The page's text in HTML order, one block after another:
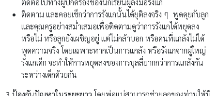
ติดตาม และคอยเช็กว่าการรังแกนั้นได้ยุติลงจริง ๆ พูดคุยกับลูก
และคุณครูอย่างสม่ำเสมอเพื่อติดตามดูว่าการรังแกได้หยุดลง
หรือไม่ หรือลูกยังเผชิญอยู่ แต่ไม่กล้าบอก หรือคนที่แกล้งไม่ได้
พูดความจริง โดยเฉพาะหากเป็นการแกล้ง หรือรังแกจากผู้ใหญ่
รังแกเด็ก จะทำให้การหยุดลงของการบุลลี่ยากกว่าการแกล้งกัน
ระหว่างเด็กด้วยกัน